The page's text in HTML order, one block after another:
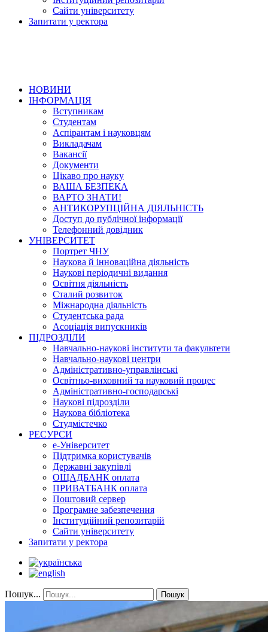
Сайти університету
Запитати у ректора
НОВИНИ
ІНФОРМАЦІЯ
Вступникам
Студентам
Аспірантам і науковцям
Викладачам
Вакансії
Документи
Цікаво про науку
ВАША БЕЗПЕКА
ВАРТО ЗНАТИ!
АНТИКОРУПЦІЙНА ДІЯЛЬНІСТЬ
Доступ до публічної інформації
Телефонний довідник
УНІВЕРСИТЕТ
Портрет ЧНУ
Наукова й інноваційна діяльність
Наукові періодичні видання
Освітня діяльність
Сталий розвиток
Міжнародна діяльність
Студентська рада
Асоціація випускників
ПІДРОЗДІЛИ
Навчально-наукові інститути та факультети
Навчально-наукові центри
Адміністративно-управлінські
Освітньо-виховний та науковий процес
Адміністративно-господарські
Наукові підрозділи
Наукова бібліотека
Студмістечко
РЕСУРСИ
е-Університет
Підтримка користувачів
Державні закупівлі
ОЩАДБАНК оплата
ПРИВАТБАНК оплата
Поштовий сервер
Програмне забезпечення
Інституційний репозитарій
Сайти університету
Запитати у ректора
Пошук... Пошук